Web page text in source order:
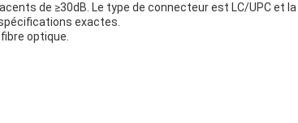
de ≥30dB. Le type de connecteur est LC/UPC et
exactes.
optique.